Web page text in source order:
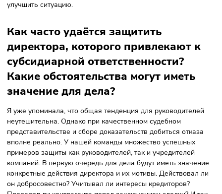
Что грозит руководителю, если
привлекли к субсидиарной
ответственности?
Привлечение к субсидиарной ответственности означает,
на руководителя (либо нескольких бывших
компании. Будет рассчитана сумма требований всех
кредиторов в деле о банкротстве — это и станет
субсидиарной ответственности. Далее есть несколько
вариантов развития событий: кредиторы могут получить
право требования к субсидиарным ответчикам, либо оно
будет продано на торгах, а вырученные деньги поступят
дело о банкротстве.